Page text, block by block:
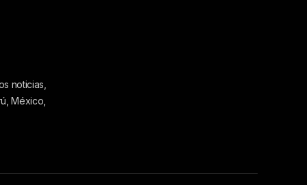
noticias,
México,